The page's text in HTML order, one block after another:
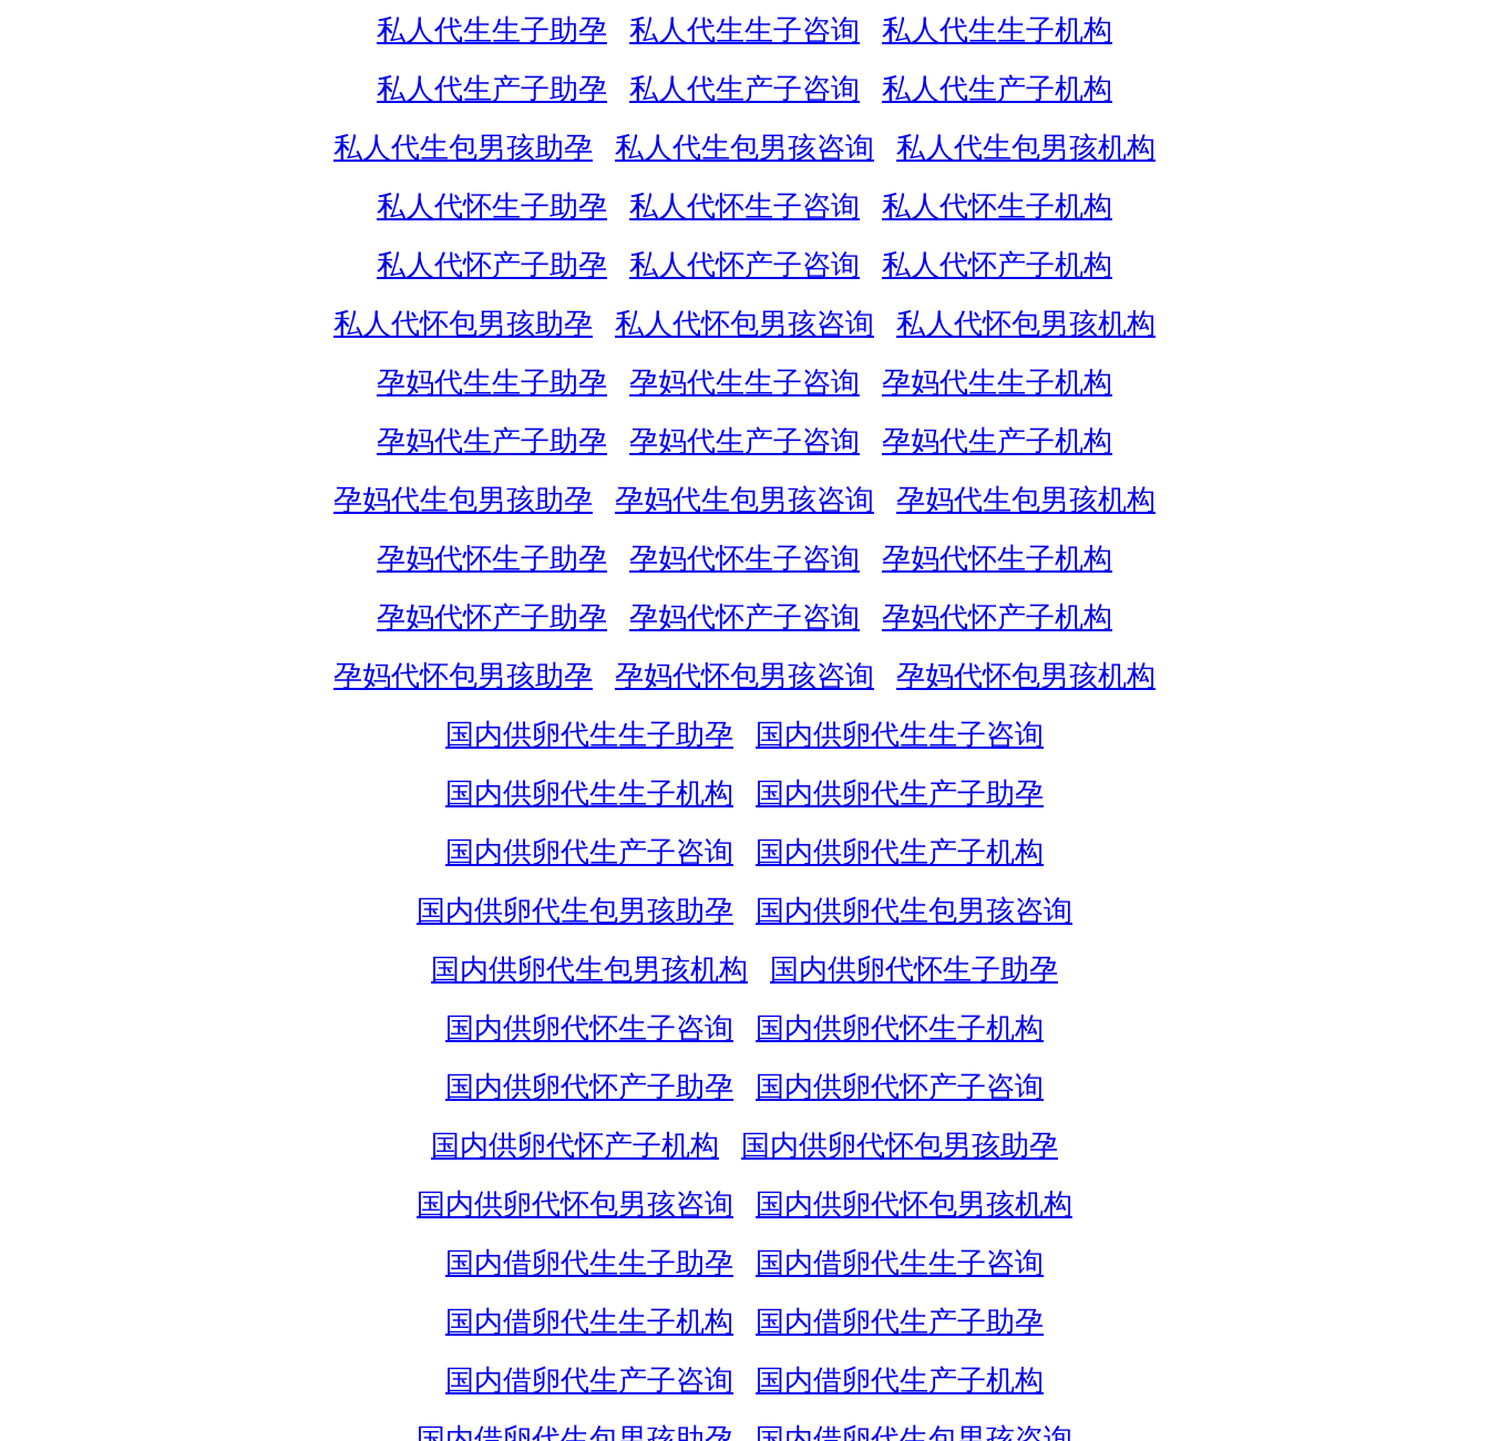
私人代生生子助孕
私人代生生子咨询
私人代生生子机构
私人代生产子助孕
私人代生产子咨询
私人代生产子机构
私人代生包男孩助孕
私人代生包男孩咨询
私人代生包男孩机构
私人代怀生子助孕
私人代怀生子咨询
私人代怀生子机构
私人代怀产子助孕
私人代怀产子咨询
私人代怀产子机构
私人代怀包男孩助孕
私人代怀包男孩咨询
私人代怀包男孩机构
孕妈代生生子助孕
孕妈代生生子咨询
孕妈代生生子机构
孕妈代生产子助孕
孕妈代生产子咨询
孕妈代生产子机构
孕妈代生包男孩助孕
孕妈代生包男孩咨询
孕妈代生包男孩机构
孕妈代怀生子助孕
孕妈代怀生子咨询
孕妈代怀生子机构
孕妈代怀产子助孕
孕妈代怀产子咨询
孕妈代怀产子机构
孕妈代怀包男孩助孕
孕妈代怀包男孩咨询
孕妈代怀包男孩机构
国内供卵代生生子助孕
国内供卵代生生子咨询
国内供卵代生生子机构
国内供卵代生产子助孕
国内供卵代生产子咨询
国内供卵代生产子机构
国内供卵代生包男孩助孕
国内供卵代生包男孩咨询
国内供卵代生包男孩机构
国内供卵代怀生子助孕
国内供卵代怀生子咨询
国内供卵代怀生子机构
国内供卵代怀产子助孕
国内供卵代怀产子咨询
国内供卵代怀产子机构
国内供卵代怀包男孩助孕
国内供卵代怀包男孩咨询
国内供卵代怀包男孩机构
国内借卵代生生子助孕
国内借卵代生生子咨询
国内借卵代生生子机构
国内借卵代生产子助孕
国内借卵代生产子咨询
国内借卵代生产子机构